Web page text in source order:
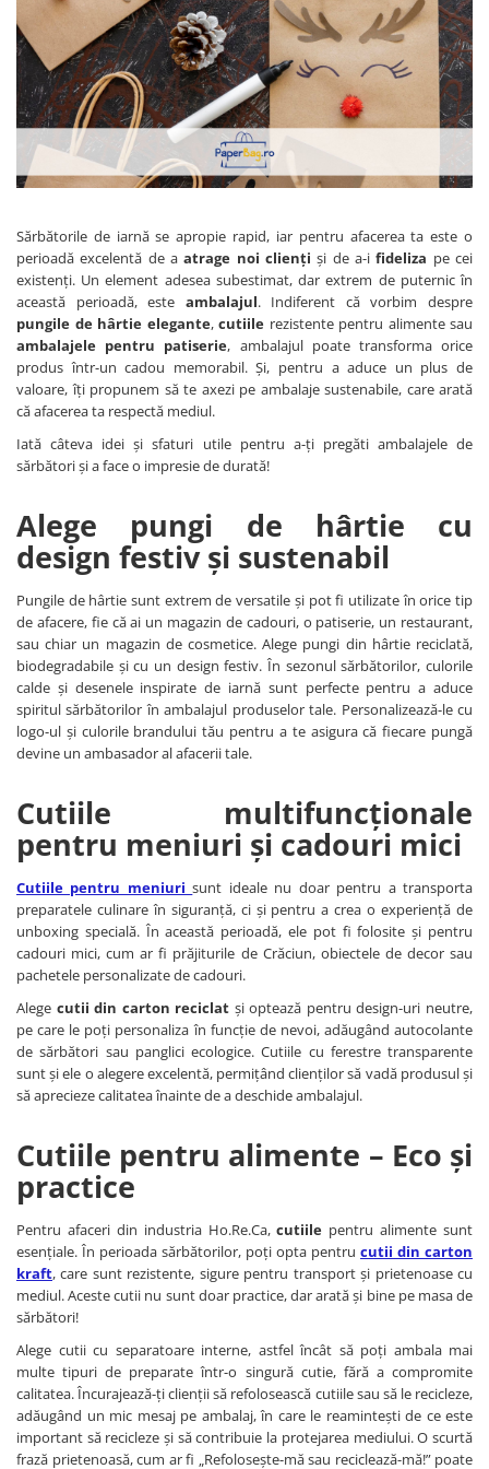
Pungi de hartie ciocolatii
Pungi de hartie mov
Pungi de hartie bordeaux
Cutii cartofi prajiti
Cutii mancare chinezeasca
Boluri supa cu capac de unica
folosinta
Caserole salata din carton
Boluri unica folosinta din trestie
Suporti pahare din carton
Barcute din carton
Cutii pentru paste din carton
Sosiere din plastic cu capac
Sărbătorile de iarnă se apropie rapid, iar pentru afacerea ta este o
perioadă excelentă de aatrage noi cliențiși de a-ifideliza pe cei
existenți. Un element adesea subestimat, dar extrem de puternic în
această perioadă, este ambalajul. Indiferent că vorbim despre
pungile de hârtie elegante, cutiile rezistente pentru alimente sau
ambalajele pentru patiserie, ambalajul poate transforma orice
produs într-un cadou memorabil. Și, pentru a aduce un plus de
valoare, îți propunem să te axezi pe ambalaje sustenabile, care arată
că afacerea ta respectă mediul.
Iată câteva idei și sfaturi utile pentru a-ți pregăti ambalajele de
sărbători și a face o impresie de durată!
Alege pungi de hârtie cu
design festiv și sustenabil
Pungile de hârtie sunt extrem de versatile și pot fi utilizate în orice tip
de afacere, fie că ai un magazin de cadouri, o patiserie, un restaurant,
sau chiar un magazin de cosmetice. Alege pungi din hârtie reciclată,
biodegradabile și cu un design festiv. În sezonul sărbătorilor, culorile
calde și desenele inspirate de iarnă sunt perfecte pentru a aduce
spiritul sărbătorilor în ambalajul produselor tale. Personalizează-le cu
logo-ul și culorile brandului tău pentru a te asigura că fiecare pungă
devine un ambasador al afacerii tale.
Cutiile multifuncționale
pentru meniuri și cadouri mici
Cutiile pentru meniurisunt ideale nu doar pentru a transporta
preparatele culinare în siguranță, ci și pentru a crea o experiență de
unboxing specială. În această perioadă, ele pot fi folosite și pentru
cadouri mici, cum ar fi prăjiturile de Crăciun, obiectele de decor sau
pachetele personalizate de cadouri.
Alege cutii din carton reciclat și optează pentru design-uri neutre,
pe care le poți personaliza în funcție de nevoi, adăugând autocolante
de sărbători sau panglici ecologice. Cutiile cu ferestre transparente
sunt și ele o alegere excelentă, permițând clienților să vadă produsul și
să aprecieze calitatea înainte de a deschide ambalajul.
Cutiile pentru alimente – Eco și
practice
Pentru afaceri din industria Ho.Re.Ca,cutiile pentru alimente sunt
esențiale. În perioada sărbătorilor, poți opta pentru cutii din carton
kraft, care sunt rezistente, sigure pentru transport și prietenoase cu
mediul. Aceste cutii nu sunt doar practice, dar arată și bine pe masa de
sărbători!
Alege cutii cu separatoare interne, astfel încât să poți ambala mai
multe tipuri de preparate într-o singură cutie, fără a compromite
calitatea. Încurajează-ți clienții să refolosească cutiile sau să le recicleze,
adăugând un mic mesaj pe ambalaj, în care le reamintești de ce este
important să recicleze și să contribuie la protejarea mediului. O scurtă
frază prietenoasă, cum ar fi „Refolosește-mă sau reciclează-mă!” poate